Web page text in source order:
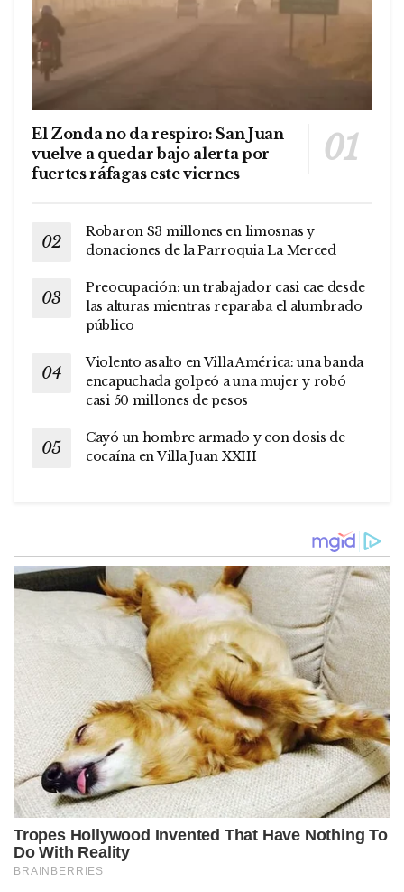
El Zonda no da respiro: San Juan
vuelve a quedar bajo alerta por
fuertes ráfagas este viernes
Robaron $3 millones en limosnas y
donaciones de la Parroquia La Merced
Preocupación: un trabajador casi cae desde
las alturas mientras reparaba el alumbrado
público
Violento asalto en Villa América: una banda
encapuchada golpeó a una mujer y robó
casi 50 millones de pesos
Cayó un hombre armado y con dosis de
cocaína en Villa Juan XXIII